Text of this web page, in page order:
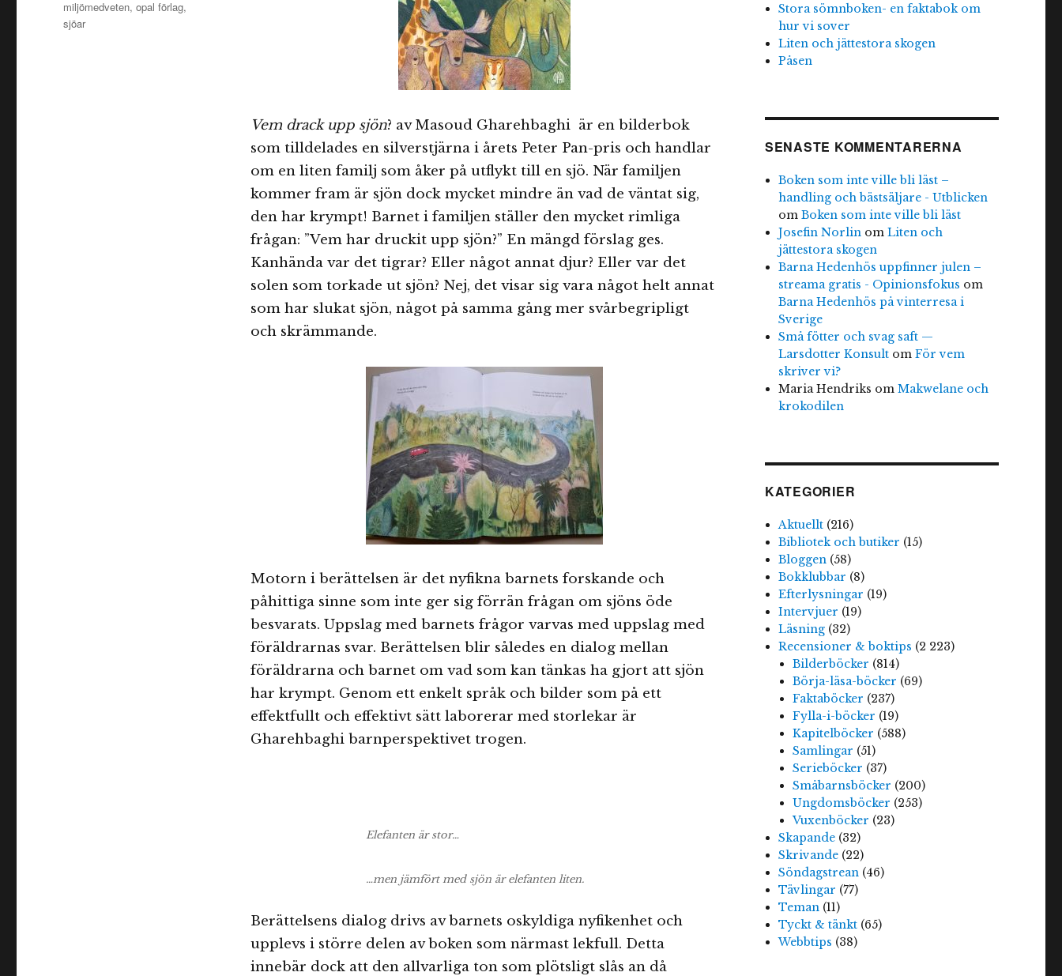
Vem drack upp sjön? av Masoud Gharehbaghi är en bilderbok
som tilldelades en silverstjärna i årets Peter Pan-pris och handlar
om en liten familj som åker på utflykt till en sjö. När familjen
kommer fram är sjön dock mycket mindre än vad de väntat sig,
den har krympt! Barnet i familjen ställer den mycket rimliga
frågan: ”Vem har druckit upp sjön?” En mängd förslag ges.
Kanhända var det tigrar? Eller något annat djur? Eller var det
solen som torkade ut sjön? Nej, det visar sig vara något helt annat
som har slukat sjön, något på samma gång mer svårbegripligt
och skrämmande.
Motorn i berättelsen är det nyfikna barnets forskande och
påhittiga sinne som inte ger sig förrän frågan om sjöns öde
besvarats. Uppslag med barnets frågor varvas med uppslag med
föräldrarnas svar. Berättelsen blir således en dialog mellan
föräldrarna och barnet om vad som kan tänkas ha gjort att sjön
har krympt. Genom ett enkelt språk och bilder som på ett
effektfullt och effektivt sätt laborerar med storlekar är
Gharehbaghi barnperspektivet trogen.
Elefanten är stor…
…men jämfört med sjön är elefanten liten.
Berättelsens dialog drivs av barnets oskyldiga nyfikenhet och
upplevs i större delen av boken som närmast lekfull. Detta
innebär dock att den allvarliga ton som plötsligt slås an då
miljömedveten,opal förlag,
sjöar
Stora sömnboken- en faktabok om
hur vi sover
Liten och jättestora skogen
Påsen
SENASTE KOMMENTARERNA
Boken som inte ville bli läst –
handling och bästsäljare - Utblicken
omBoken som inte ville bli läst
Josefin Norlin omLiten och
jättestora skogen
Barna Hedenhös uppfinner julen –
streama gratis - Opinionsfokus om
Barna Hedenhös på vinterresa i
Sverige
Små fötter och svag saft —
Larsdotter Konsult omFör vem
skriver vi?
Maria Hendriks omMakwelane och
krokodilen
KATEGORIER
Aktuellt (216)
Bibliotek och butiker (15)
Bloggen (58)
Bokklubbar (8)
Efterlysningar (19)
Intervjuer (19)
Läsning (32)
Recensioner & boktips (2 223)
Bilderböcker (814)
Börja-läsa-böcker (69)
Faktaböcker (237)
Fylla-i-böcker (19)
Kapitelböcker (588)
Samlingar (51)
Serieböcker (37)
Småbarnsböcker (200)
Ungdomsböcker (253)
Vuxenböcker (23)
Skapande (32)
Skrivande (22)
Söndagstrean (46)
Tävlingar (77)
Teman (11)
Tyckt & tänkt (65)
Webbtips (38)